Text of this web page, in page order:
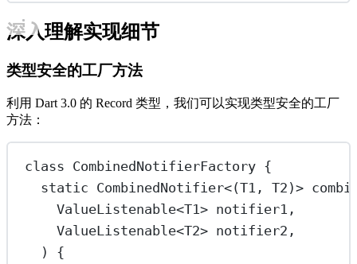
深入理解实现细节
类型安全的工厂方法
利用 Dart 3.0 的 Record 类型，我们可以实现类型安全的工厂
方法：
class CombinedNotifierFactory {
static CombinedNotifier<(T1 , T2 )>
ValueListenable<T1> notifier1,
ValueListenable<T2> notifier2,
) {